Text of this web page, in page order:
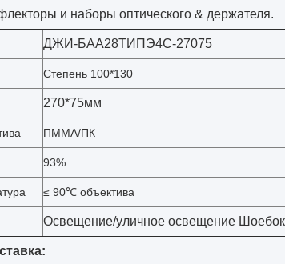
и наборы оптического & держателя.
ДЖИ-БАА28ТИПЭ4С-27075
Степень 100*130
270*75мм
ПММА/ПК
93%
≤ 90℃ объектива
Освещение/уличное освещение